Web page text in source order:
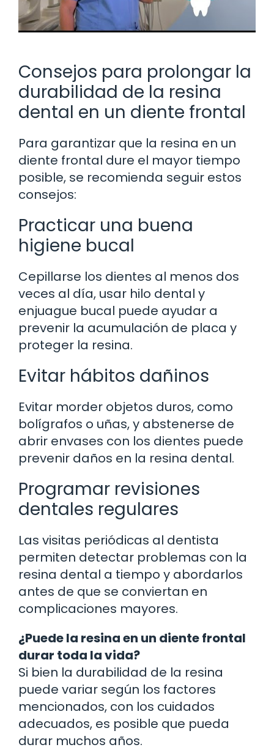
Consejos para prolongar la
durabilidad de la resina
dental en un diente frontal
Para garantizar que la resina en un
diente frontal dure el mayor tiempo
posible, se recomienda seguir estos
consejos:
Practicar una buena
higiene bucal
Cepillarse los dientes al menos dos
veces al día, usar hilo dental y
enjuague bucal puede ayudar a
prevenir la acumulación de placa y
proteger la resina.
Evitar hábitos dañinos
Evitar morder objetos duros, como
bolígrafos o uñas, y abstenerse de
abrir envases con los dientes puede
prevenir daños en la resina dental.
Programar revisiones
dentales regulares
Las visitas periódicas al dentista
permiten detectar problemas con la
resina dental a tiempo y abordarlos
antes de que se conviertan en
complicaciones mayores.
¿Puede la resina en un diente frontal
durar toda la vida?
Si bien la durabilidad de la resina
puede variar según los factores
mencionados, con los cuidados
adecuados, es posible que pueda
durar muchos años.